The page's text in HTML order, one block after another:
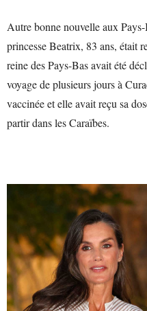
Autre bonne nouvelle aux
princesse Beatrix, 83 ans, était
reine des Pays-Bas avait été
voyage de plusieurs jours à
vaccinée et elle avait reçu sa
partir dans les Caraïbes.